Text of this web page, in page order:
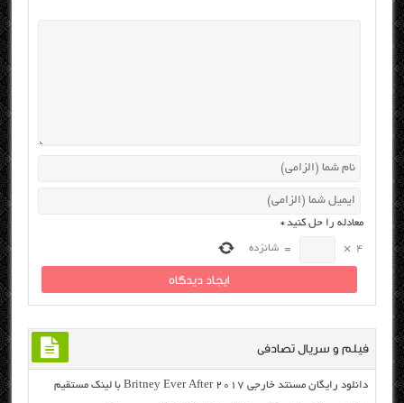
معادله را حل کنید*
4
×
= شانزده
فیلم و سریال تصادفی
دانلود رایگان مسنتد خارجی Britney Ever After 2017 با لینک مستقیم